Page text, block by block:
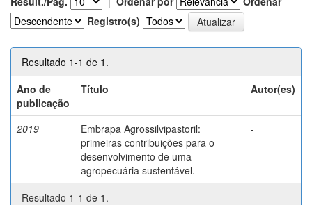
Registro(s)
Resultado 1-1 de 1.
Ano de
publicação
Título Autor(es)
2019
Embrapa Agrossilvipastoril:
primeiras contribuições para o
desenvolvimento de uma
agropecuária sustentável.
-
Resultado 1-1 de 1.